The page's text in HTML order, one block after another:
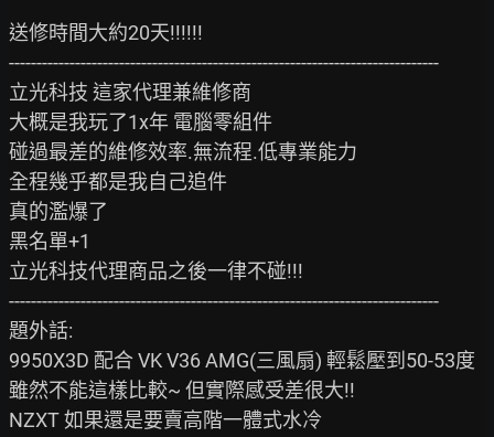
送修時間大約20天!!!!!!
------------------------------------------------------------------------------
立光科技 這家代理兼維修商
大概是我玩了1x年 電腦零組件
碰過最差的維修效率.無流程.低專業能力
全程幾乎都是我自己追件
真的濫爆了
黑名單+1
立光科技代理商品之後一律不碰!!!
------------------------------------------------------------------------------
題外話:
9950X3D 配合 VK V36 AMG(三風扇) 輕鬆壓到50-53度
雖然不能這樣比較~ 但實際感受差很大!!
NZXT 如果還是要賣高階一體式水冷